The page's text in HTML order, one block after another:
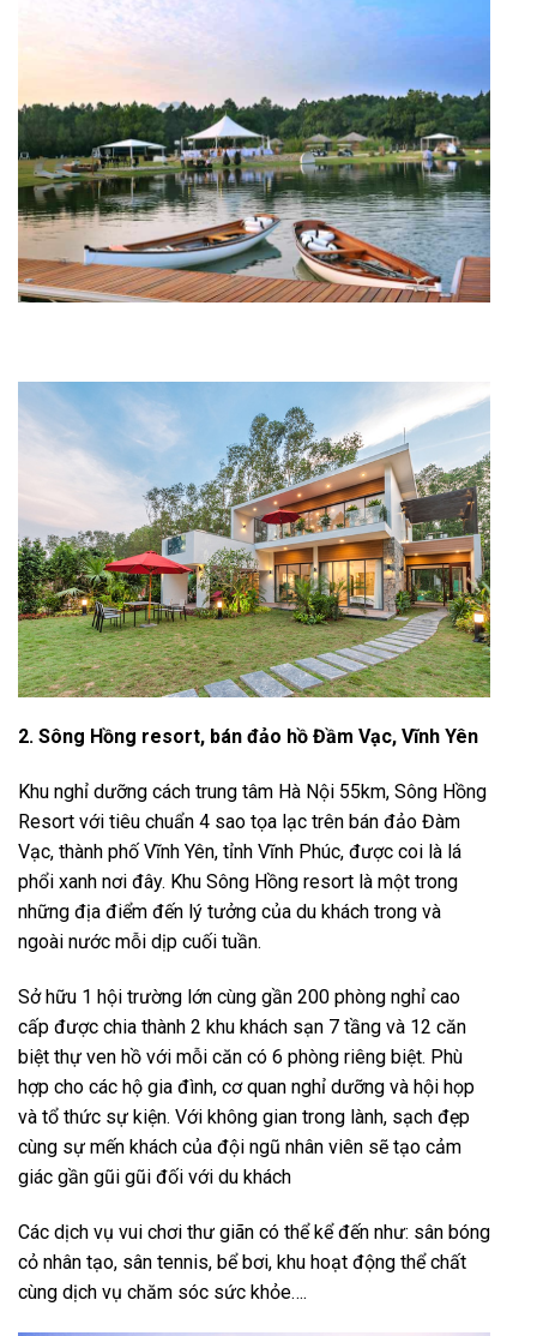
2. Sông Hồng resort, bán đảo hồ Đầm Vạc, Vĩnh Yên
Khu nghỉ dưỡng cách trung tâm Hà Nội 55km, Sông Hồng
Resort với tiêu chuẩn 4 sao tọa lạc trên bán đảo Đàm
Vạc, thành phố Vĩnh Yên, tỉnh Vĩnh Phúc, được coi là lá
phổi xanh nơi đây. Khu Sông Hồng resort là một trong
những địa điểm đến lý tưởng của du khách trong và
ngoài nước mỗi dịp cuối tuần.
Sở hữu 1 hội trường lớn cùng gần 200 phòng nghỉ cao
cấp được chia thành 2 khu khách sạn 7 tầng và 12 căn
biệt thự ven hồ với mỗi căn có 6 phòng riêng biệt. Phù
hợp cho các hộ gia đình, cơ quan nghỉ dưỡng và hội họp
và tổ thức sự kiện. Với không gian trong lành, sạch đẹp
cùng sự mến khách của đội ngũ nhân viên sẽ tạo cảm
giác gần gũi gũi đối với du khách
Các dịch vụ vui chơi thư giãn có thể kể đến như: sân bóng
cỏ nhân tạo, sân tennis, bể bơi, khu hoạt động thể chất
cùng dịch vụ chăm sóc sức khỏe….